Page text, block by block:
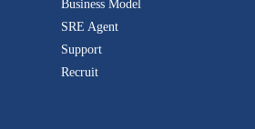
Business Model
SRE Agent
Support
Recruit